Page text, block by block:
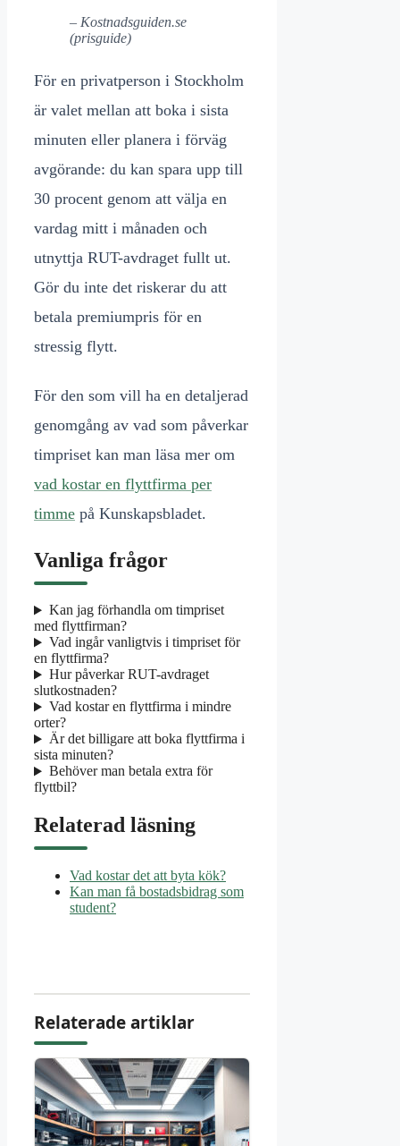
– Kostnadsguiden.se
(prisguide)
För en privatperson i Stockholm
är valet mellan att boka i sista
minuten eller planera i förväg
avgörande: du kan spara upp till
30 procent genom att välja en
vardag mitt i månaden och
utnyttja RUT-avdraget fullt ut.
Gör du inte det riskerar du att
betala premiumpris för en
stressig flytt.
För den som vill ha en detaljerad
genomgång av vad som påverkar
timpriset kan man läsa mer om
vad kostar en flyttfirma per
timme på Kunskapsbladet.
Vanliga frågor
Kan jag förhandla om timpriset
med flyttfirman?
Vad ingår vanligtvis i timpriset för
en flyttfirma?
Hur påverkar RUT-avdraget
slutkostnaden?
Vad kostar en flyttfirma i mindre
orter?
Är det billigare att boka flyttfirma i
sista minuten?
Behöver man betala extra för
flyttbil?
Relaterad läsning
Vad kostar det att byta kök?
Kan man få bostadsbidrag som
student?
Relaterade artiklar